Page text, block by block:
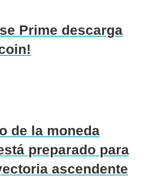
Prime descarga
de la moneda
preparado para
ascendente